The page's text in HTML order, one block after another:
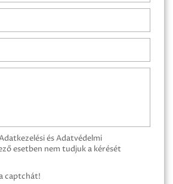
és Adatvédelmi
esetben nem tudjuk a kérését
captchát!